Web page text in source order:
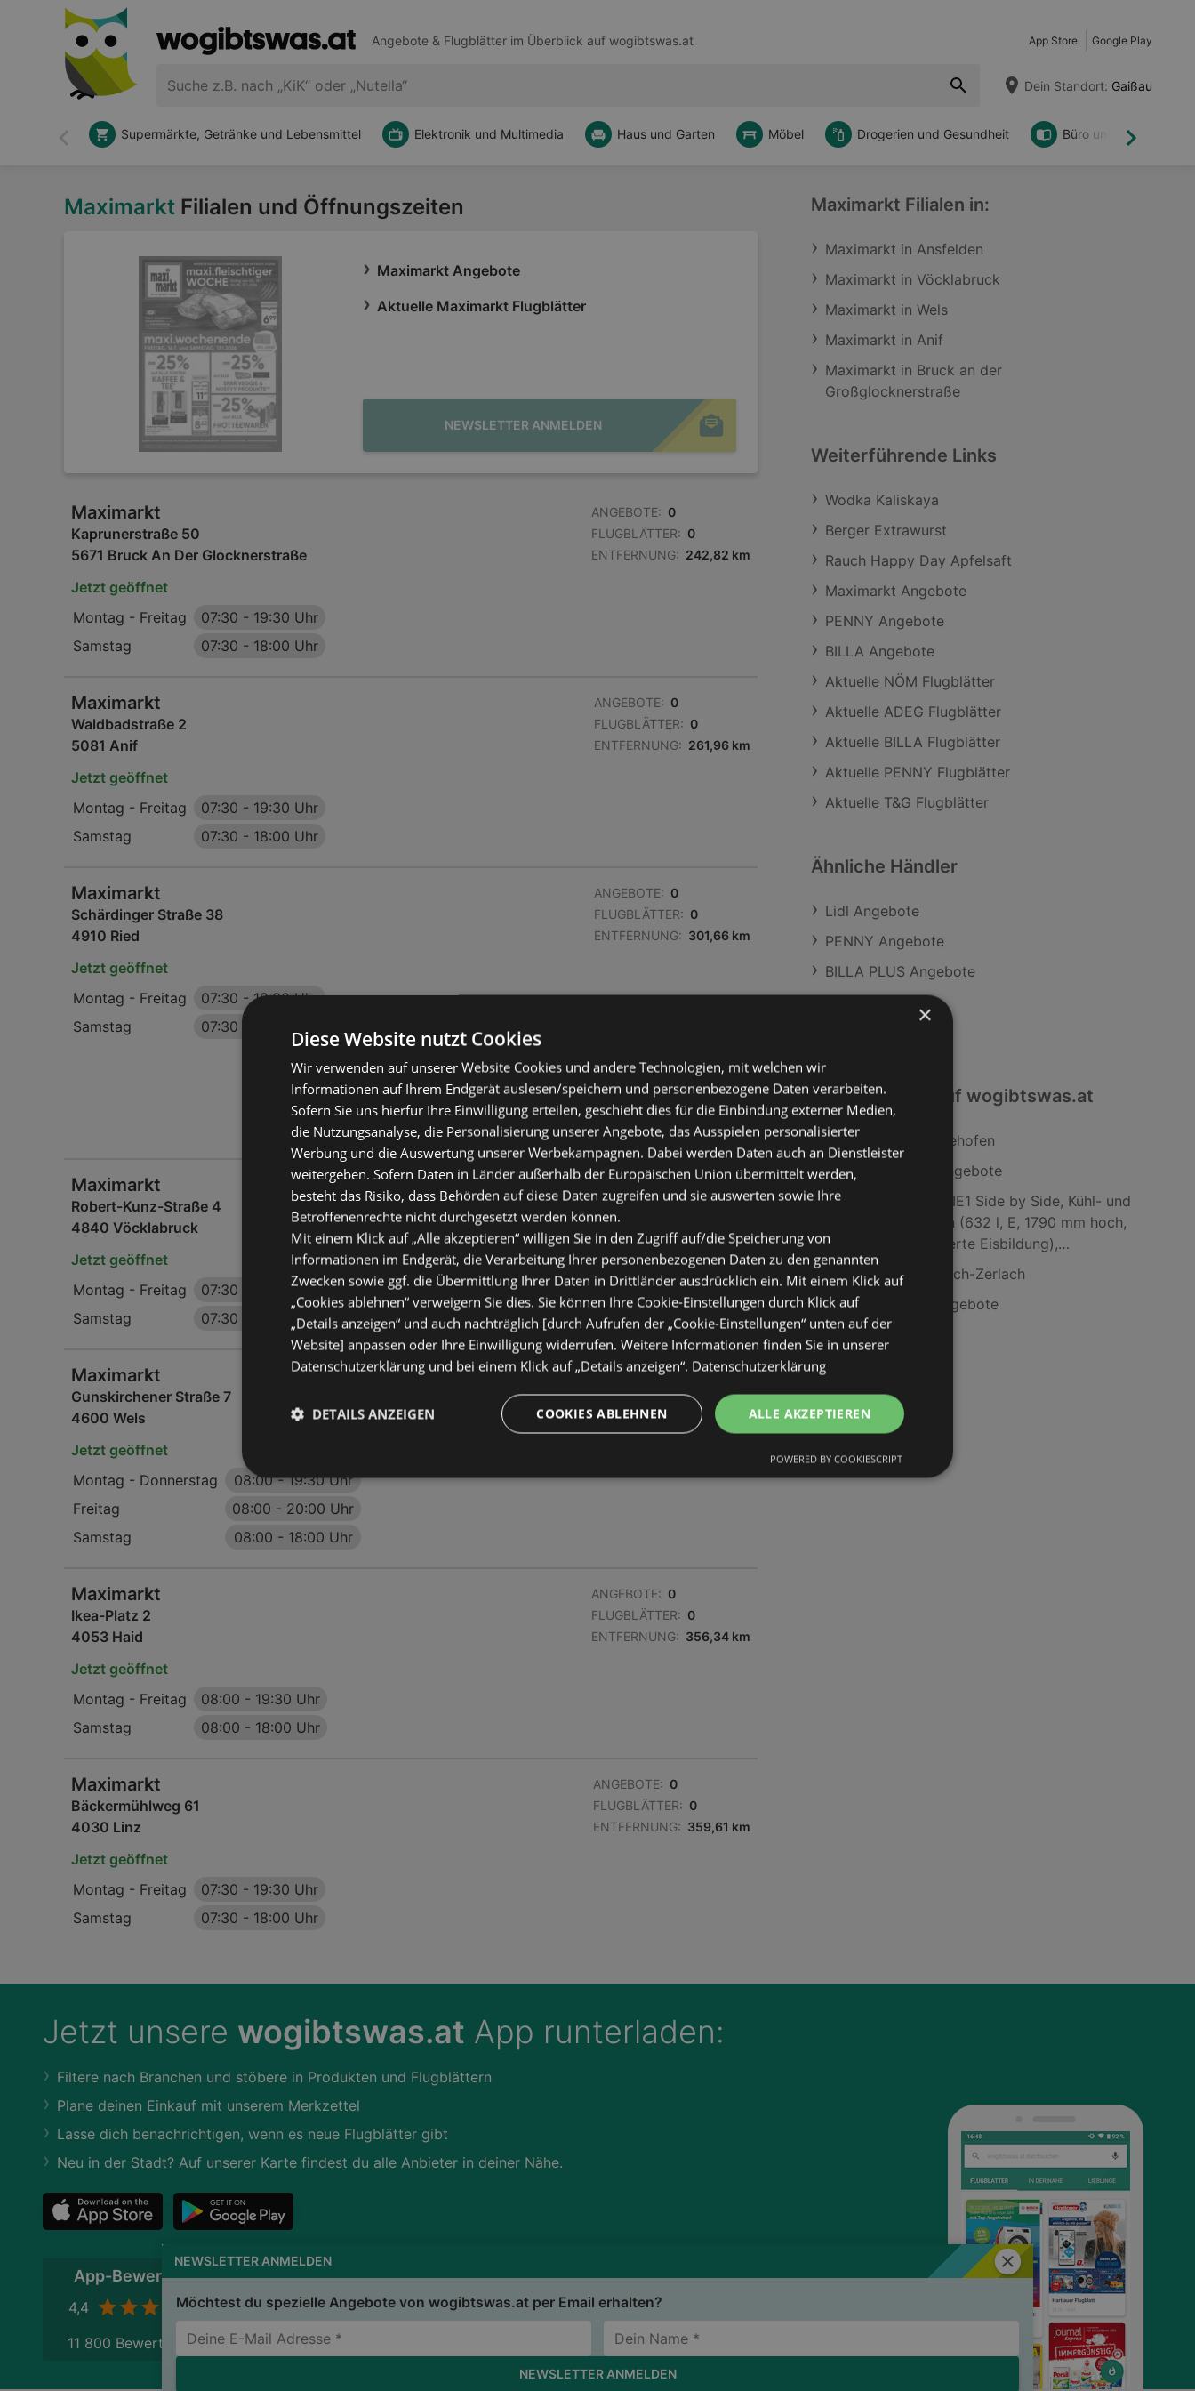
Angebote & Flugblätter im Überblick auf wogibtswas.at App Store Google Play
Dein Standort: Gaißau
Zurück Weiter
Supermärkte, Getränke und Lebensmittel Elektronik und Multimedia Haus und Garten Möbel Drogerien und Gesundheit Büro und DIY
Maximarkt Filialen und Öffnungszeiten
Maximarkt Angebote
Aktuelle Maximarkt Flugblätter
NEWSLETTER ANMELDEN
Schließen
NEWSLETTER ANMELDEN
Möchtest du spezielle Angebote von wogibtswas.at per Email erhalten?
NEWSLETTER ANMELDEN
Maximarkt
Kaprunerstraße 50
5671 Bruck An Der Glocknerstraße
ANGEBOTE: 0
FLUGBLÄTTER: 0
ENTFERNUNG: 242,82 km
Jetzt geöffnet
Montag - Freitag
07:30 - 19:30 Uhr
Samstag
07:30 - 18:00 Uhr
Maximarkt
Waldbadstraße 2
5081 Anif
ANGEBOTE: 0
FLUGBLÄTTER: 0
ENTFERNUNG: 261,96 km
Jetzt geöffnet
Montag - Freitag
07:30 - 19:30 Uhr
Samstag
07:30 - 18:00 Uhr
Maximarkt
Schärdinger Straße 38
4910 Ried
ANGEBOTE: 0
FLUGBLÄTTER: 0
ENTFERNUNG: 301,66 km
Jetzt geöffnet
Montag - Freitag
07:30 -19:30 Uhr
Samstag
07:30
Maximarkt
Robert-Kunz-Straße 4
4840 Vöcklabruck
ANGEBOTE: 0
FLUGBLÄTTER: 0
ENTFERNUNG:
Jetzt geöffnet
Montag - Freitag
07:30
19:30 Uhr
Samstag
07:30 18:00 Uhr
Maximarkt
Gunskirchener Straße 7
4600 Wels
ANGEBOTE: 0
FLUGBLÄTTER: 0
ENTFERNUNG:
335,36 km
Jetzt geöffnet
Montag - Donnerstag
08:00-19:30 Uhr
Freitag
08:00 - 20:00 Uhr
Samstag
08:00 - 18:00 Uhr
Maximarkt
Ikea-Platz 2
4053 Haid
ANGEBOTE: 0
FLUGBLÄTTER: 0
ENTFERNUNG: 356,34 km
Jetzt geöffnet
Montag - Freitag
08:00 - 19:30 Uhr
Samstag
08:00 - 18:00 Uhr
Maximarkt
Bäckermühlweg 61
4030 Linz
ANGEBOTE: 0
FLUGBLÄTTER: 0
ENTFERNUNG: 359,61 km
Jetzt geöffnet
Montag - Freitag
07:30 - 19:30 Uhr
Samstag
07:30 - 18:00 Uhr
Maximarkt Filialen in:
Maximarkt in Ansfelden
Maximarkt in Vöcklabruck
Maximarkt in Wels
Maximarkt in Anif
Maximarkt in Bruck an der
Großglocknerstraße
Weiterführende Links
Wodka Kaliskaya
Berger Extrawurst
Rauch Happy Day Apfelsaft
Maximarkt Angebote
PENNY Angebote
BILLA Angebote
Aktuelle NÖM Flugblätter
Aktuelle ADEG Flugblätter
Aktuelle BILLA Flugblätter
Aktuelle PENNY Flugblätter
Aktuelle T&G Flugblätter
Ähnliche Händler
Lidl Angebote
PENNY Angebote
BILLA PLUS Angebote
ADEG Angebote
Interessantes auf wogibtswas.at
Orsay Filialen in Viehofen
Revolution High Angebote
Hisense RS818N4TIE1 Side by Side, Kühl- und
Gefrierkombination (632 l, E, 1790 mm hoch,
No Frost (verminderte Eisbildung),
gebürstetes Metall)
Alpenlift in Kirchbach-Zerlach
Nagano T-Shirt Angebote
Jetzt unsere wogibtswas.at App runterladen:
Filtere nach Branchen und stöbere in Produkten und Flugblättern
Plane deinen Einkauf mit unserem Merkzettel
Lasse dich benachrichtigen, wenn es neue Flugblätter gibt
Neu in der Stadt? Auf unserer Karte findest du alle Anbieter in deiner Nähe.
App-Bewertung
4,4
11 800 Bewertungen
×
Diese Website nutzt Cookies
Wir verwenden auf unserer Website Cookies und andere Technologien, mit welchen wir
Informationen auf Ihrem Endgerät auslesen/speichern und personenbezogene Daten verarbeiten.
Sofern Sie uns hierfür Ihre Einwilligung erteilen, geschieht dies für die Einbindung externer Medien,
die Nutzungsanalyse, die Personalisierung unserer Angebote, das Ausspielen personalisierter
Werbung und die Auswertung unserer Werbekampagnen. Dabei werden Daten auch an Dienstleister
weitergeben. Sofern Daten in Länder außerhalb der Europäischen Union übermittelt werden,
besteht das Risiko, dass Behörden auf diese Daten zugreifen und sie auswerten sowie Ihre
Betroffenenrechte nicht durchgesetzt werden können.
Mit einem Klick auf „Alle akzeptieren“ willigen Sie in den Zugriff auf/die Speicherung von
Informationen im Endgerät, die Verarbeitung Ihrer personenbezogenen Daten zu den genannten
Zwecken sowie ggf. die Übermittlung Ihrer Daten in Drittländer ausdrücklich ein. Mit einem Klick auf
„Cookies ablehnen“ verweigern Sie dies. Sie können Ihre Cookie-Einstellungen durch Klick auf
„Details anzeigen“ und auch nachträglich [durch Aufrufen der „Cookie-Einstellungen“ unten auf der
Website] anpassen oder Ihre Einwilligung widerrufen. Weitere Informationen finden Sie in unserer
Datenschutzerklärung und bei einem Klick auf „Details anzeigen“. Datenschutzerklärung
ALLE AKZEPTIEREN
COOKIES ABLEHNEN
DETAILS ANZEIGEN
POWERED BY COOKIESCRIPT